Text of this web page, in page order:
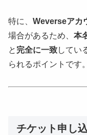
特に、 Weverseアカ
場合があるため、 本
と 完全に一致してい
られるポイントです。
チケット申し